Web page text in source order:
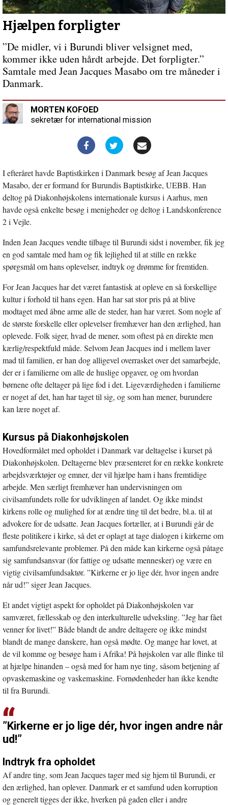
Gudstjenesten
–
koncert
eller
sakramente?
Hjælpen forpligter
”De midler, vi i Burundi bliver velsignet med,
kommer ikke uden hårdt arbejde. Det forpligter.”
Samtale med Jean Jacques Masabo om tre måneder i
Danmark.
MORTEN KOFOED
sekretær for international mission
I efteråret havde Baptistkirken i Danmark besøg af Jean Jacques
Masabo, der er formand for Burundis Baptistkirke, UEBB. Han
deltog på Diakonhøjskolens internationale kursus i Aarhus, men
havde også enkelte besøg i menigheder og deltog i Landskonference
2 i Vejle.
Inden Jean Jacques vendte tilbage til Burundi sidst i november, fik jeg
en god samtale med ham og fik lejlighed til at stille en række
spørgsmål om hans oplevelser, indtryk og drømme for fremtiden.
For Jean Jacques har det været fantastisk at opleve en så forskellige
kultur i forhold til hans egen. Han har sat stor pris på at blive
modtaget med åbne arme alle de steder, han har været. Som nogle af
de største forskelle eller oplevelser fremhæver han den ærlighed, han
oplevede. Folk siger, hvad de mener, som oftest på en direkte men
kærlig/respektfuld måde. Selvom Jean Jacques ind i mellem laver
mad til familien, er han dog alligevel overrasket over det samarbejde,
der er i familierne om alle de huslige opgaver, og om hvordan
børnene ofte deltager på lige fod i det. Ligeværdigheden i familierne
er noget af det, han har taget til sig, og som han mener, burundere
kan lære noget af.
Kursus på Diakonhøjskolen
Hovedformålet med opholdet i Danmark var deltagelse i kurset på
Diakonhøjskolen. Deltagerne blev præsenteret for en række konkrete
arbejdsværktøjer og emner, der vil hjælpe ham i hans fremtidige
arbejde. Men særligt fremhæver han undervisningen om
civilsamfundets rolle for udviklingen af landet. Og ikke mindst
kirkens rolle og mulighed for at ændre ting til det bedre, bl.a. til at
advokere for de udsatte. Jean Jacques fortæller, at i Burundi går de
fleste politikere i kirke, så det er oplagt at tage dialogen i kirkerne om
samfundsrelevante problemer. På den måde kan kirkerne også påtage
sig samfundsansvar (for fattige og udsatte mennesker) og være en
vigtig civilsamfundsaktør. ”Kirkerne er jo lige dér, hvor ingen andre
når ud!” siger Jean Jacques.
Et andet vigtigt aspekt for opholdet på Diakonhøjskolen var
samværet, fællesskab og den interkulturelle udveksling. ”Jeg har fået
venner for livet!” Både blandt de andre deltagere og ikke mindst
blandt de mange danskere, han også mødte. Og mange har lovet, at
de vil komme og besøge ham i Afrika! På højskolen var alle flinke til
at hjælpe hinanden – også med for ham nye ting, såsom betjening af
opvaskemaskine og vaskemaskine. Fornødenheder han ikke kendte
til fra Burundi.
”Kirkerne er jo lige dér, hvor ingen andre når
ud!”
Indtryk fra opholdet
Af andre ting, som Jean Jacques tager med sig hjem til Burundi, er
den ærlighed, han oplever. Danmark er et samfund uden korruption
og generelt tigges der ikke, hverken på gaden eller i andre